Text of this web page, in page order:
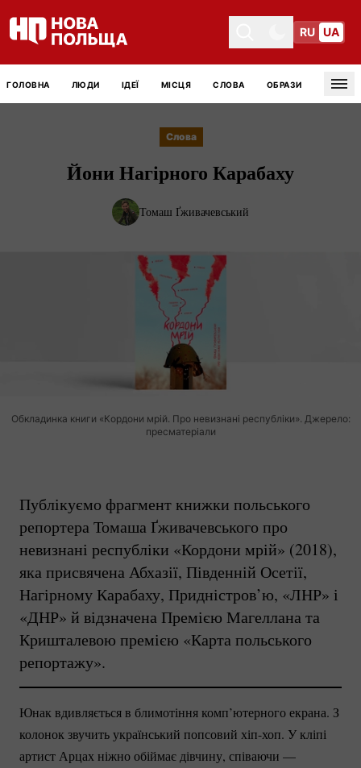
Toggle themeToggle theme
RU UA
ГОЛОВНА ЛЮДИ ІДЕЇ МІСЦЯ СЛОВА ОБРАЗИ
Слова
Йони Нагірного Карабаху
Томаш Ґживачевський
Обкладинка книги «Кордони мрій. Про невизнані республіки». Джерело:
пресматеріали
Публікуємо фрагмент книжки польського
репортера Томаша Ґживачевського про
невизнані республіки «Кордони мрій» (2018),
яка присвячена Абхазії, Південній Осетії,
Нагірному Карабаху, Придністров’ю, «ЛНР» і
«ДНР» й відзначена Премією Магеллана та
Кришталевою премією «Карта польського
репортажу».
Юнак вдивляється в блимотіння комп’ютерного екрана. З
колонок звучить український попсовий хіп-хоп. У кліпі
артист Арцах ніжно обіймає дівчину, співаючи —